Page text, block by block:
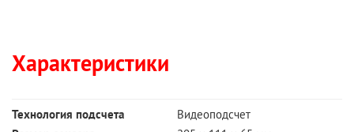
Характеристики
Технология подсчета
Видеоподсчет